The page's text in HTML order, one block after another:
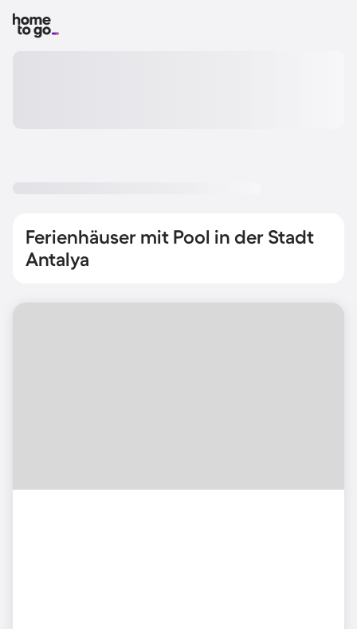
Ferienhäuser mit Pool in der Stadt
Antalya